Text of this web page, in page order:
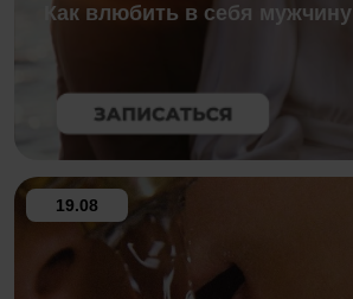
Как влюбить в себя мужчину
19.08